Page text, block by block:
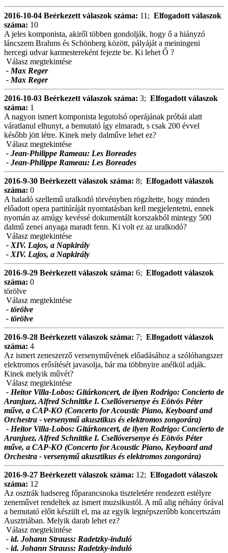
2016-10-04 Beérkezett válaszok száma: 11; Elfogadott válaszok
száma: 10
A jeles komponista, akiről többen gondolják, hogy ő a hiányzó
láncszem Brahms és Schönberg között, pályáját a meiningeni
hercegi udvar karmestereként fejezte be. Ki lehet Ő ?
Válasz megtekintése
- Max Reger
- Max Reger
2016-10-03 Beérkezett válaszok száma: 3; Elfogadott válaszok
száma: 1
A nagyon ismert komponista legutolsó operájának próbái alatt
váratlanul elhunyt, a bemutató így elmaradt, s csak 200 évvel
később jött létre. Kinek mely dalműve lehet ez?
Válasz megtekintése
- Jean-Philippe Rameau: Les Boreades
- Jean-Philippe Rameau: Les Boreades
2016-9-30 Beérkezett válaszok száma: 8; Elfogadott válaszok
száma: 0
A haladó szellemű uralkodó törvényben rögzítette, hogy minden
előadott opera partitúráját nyomtatásban kell megjelentetni, ennek
nyomán az amúgy kevéssé dokumentált korszakból mintegy 500
dalmű zenei anyaga maradt fenn. Ki volt ez az uralkodó?
Válasz megtekintése
- XIV. Lajos, a Napkirály
- XIV. Lajos, a Napkirály
2016-9-29 Beérkezett válaszok száma: 6; Elfogadott válaszok
száma: 0
törölve
Válasz megtekintése
- törölve
- törölve
2016-9-28 Beérkezett válaszok száma: 7; Elfogadott válaszok
száma: 4
Az ismert zeneszerző versenyművének előadásához a szólóhangszer
elektromos erősítését javasolja, bár ma többnyire anélkül adják.
Kinek melyik művét?
Válasz megtekintése
- Heitor Villa-Lobos: Gitárkoncert, de ilyen Rodrigo: Concierto de
Aranjuez, Alfred Schnittke I. Csellóversenye és Eötvös Péter
műve, a CAP-KO (Concerto for Acoustic Piano, Keyboard and
Orchestra - versenymű akusztikus és elektromos zongorára)
- Heitor Villa-Lobos: Gitárkoncert, de ilyen Rodrigo: Concierto de
Aranjuez, Alfred Schnittke I. Csellóversenye és Eötvös Péter
műve, a CAP-KO (Concerto for Acoustic Piano, Keyboard and
Orchestra - versenymű akusztikus és elektromos zongorára)
2016-9-27 Beérkezett válaszok száma: 12; Elfogadott válaszok
száma: 12
Az osztrák hadsereg főparancsnoka tiszteletére rendezett estélyre
zeneművet rendeltek az ismert muzsikustól. A mű alig néhány órával
a bemutató előtt készült el, ma az egyik legnépszerűbb koncertszám
Ausztriában. Melyik darab lehet ez?
Válasz megtekintése
- id. Johann Strauss: Radetzky-induló
- id. Johann Strauss: Radetzky-induló